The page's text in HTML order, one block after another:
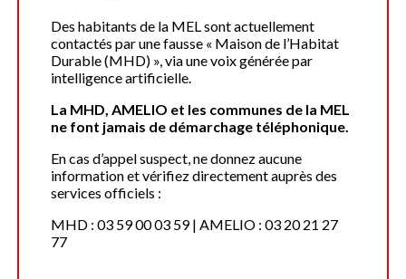
Des habitants de la MEL sont actuellement
contactés par une fausse « Maison de l’Habitat
Durable (MHD) », via une voix générée par
intelligence artificielle.
La MHD, AMELIO et les communes de la MEL
ne font jamais de démarchage téléphonique.
En cas d’appel suspect, ne donnez aucune
information et vérifiez directement auprès des
services officiels :
MHD : 03 59 00 03 59 | AMELIO : 03 20 21 27
77